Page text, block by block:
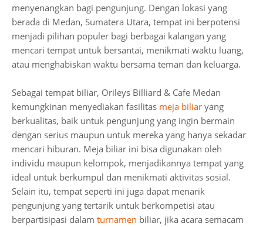
menyenangkan bagi pengunjung. Dengan lokasi yang
berada di Medan, Sumatera Utara, tempat ini berpotensi
menjadi pilihan populer bagi berbagai kalangan yang
mencari tempat untuk bersantai, menikmati waktu luang,
atau menghabiskan waktu bersama teman dan keluarga.
Sebagai tempat biliar, Orileys Billiard & Cafe Medan
kemungkinan menyediakan fasilitas meja biliar yang
berkualitas, baik untuk pengunjung yang ingin bermain
dengan serius maupun untuk mereka yang hanya sekadar
mencari hiburan. Meja biliar ini bisa digunakan oleh
individu maupun kelompok, menjadikannya tempat yang
ideal untuk berkumpul dan menikmati aktivitas sosial.
Selain itu, tempat seperti ini juga dapat menarik
pengunjung yang tertarik untuk berkompetisi atau
berpartisipasi dalam turnamen biliar, jika acara semacam